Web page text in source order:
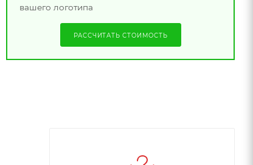
вашего логотипа
РАССЧИТАТЬ СТОИМОСТЬ